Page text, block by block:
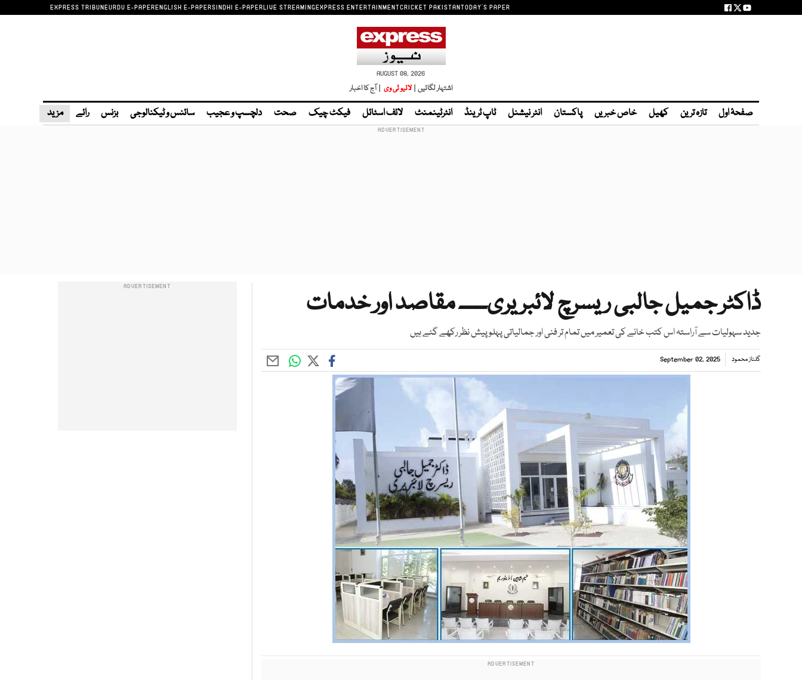
EXPRESS TRIBUNEURDU E-PAPERENGLISH E-PAPERSINDHI E-PAPERLIVE STREAMINGEXPRESS ENTERTAINMENTCRICKET PAKISTANTODAY'S PAPER
AUGUST 08, 2026
اشتہار لگائیں | لائیو ٹی وی | آج کا اخبار
صفحۂ اول تازہ ترین کھیل خاص خبریں پاکستان انٹر نیشنل ٹاپ ٹرینڈ انٹرٹینمنٹ لائف اسٹائل فیکٹ چیک صحت دلچسپ و عجیب سائنس و ٹیکنالوجی بزنس رائے مزید
ڈاکٹر جمیل جالبی ریسرچ لائبریری۔۔۔۔ مقاصد اور خدمات
جدید سہولیات سے آراستہ اس کتب خانے کی تعمیر میں تمام تر فنی اور جمالیاتی پہلو پیش نظر رکھے گئے ہیں
گلناز محمود September 02, 2025